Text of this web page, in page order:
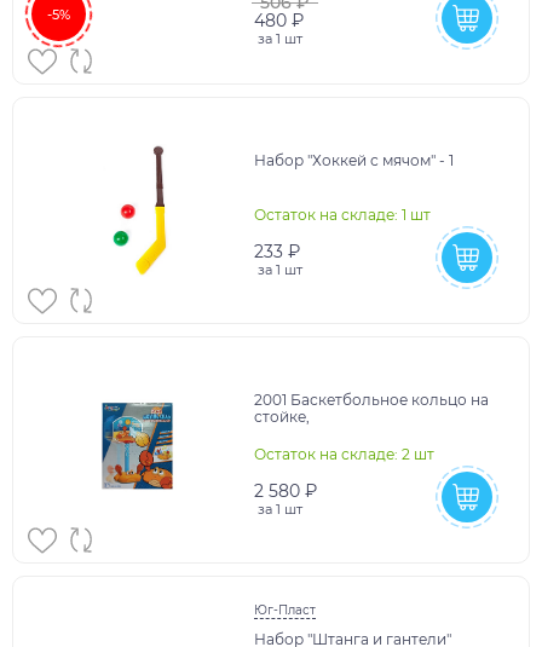
-5%
480 ₽
за 1 шт
Набор "Хоккей с мячом" - 1
Остаток на складе: 1 шт
233 ₽
за 1 шт
2001 Баскетбольное кольцо на
стойке,
Остаток на складе: 2 шт
2 580 ₽
за 1 шт
Юг-Пласт
Набор "Штанга и гантели"